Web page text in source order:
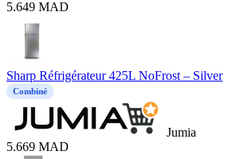
5.649 MAD
Sharp Réfrigérateur 425L NoFrost – Silver
Combiné
Jumia
5.669 MAD